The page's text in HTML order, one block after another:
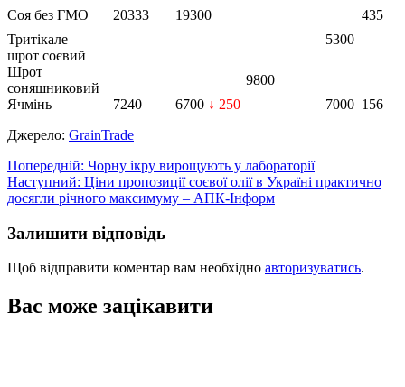
Соя без ГМО 20333 19300
435
Тритікале
5300
шрот соєвий
Шрот
соняшниковий
9800
Ячмінь
7240 6700 ↓ 250 7000 156
Джерело: GrainTrade
Навігація
записів
Попередній: Чорну ікру вирощують у лабораторії
Наступний: Ціни пропозиції соєвої олії в Україні практично
досягли річного максимуму – АПК-Інформ
Залишити відповідь
Щоб відправити коментар вам необхідно авторизуватись.
Вас може зацікавити